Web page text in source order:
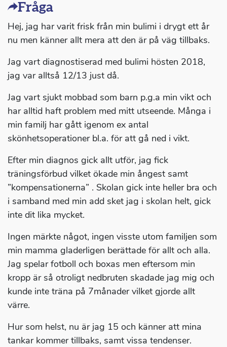
Fråga
Hej, jag har varit frisk från min bulimi i drygt ett år
nu men känner allt mera att den är på väg tillbaks.
Jag vart diagnostiserad med bulimi hösten 2018,
jag var alltså 12/13 just då.
Jag vart sjukt mobbad som barn p.g.a min vikt och
har alltid haft problem med mitt utseende. Många i
min familj har gått igenom ex antal
skönhetsoperationer bl.a. för att gå ned i vikt.
Efter min diagnos gick allt utför, jag fick
träningsförbud vilket ökade min ångest samt
”kompensationerna” . Skolan gick inte heller bra och
i samband med min add sket jag i skolan helt, gick
inte dit lika mycket.
Ingen märkte något, ingen visste utom familjen som
min mamma gladerligen berättade för allt och alla.
Jag spelar fotboll och boxas men eftersom min
kropp är så otroligt nedbruten skadade jag mig och
kunde inte träna på 7månader vilket gjorde allt
värre.
Hur som helst, nu är jag 15 och känner att mina
tankar kommer tillbaks, samt vissa tendenser.